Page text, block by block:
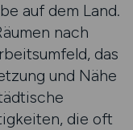
auf dem Land.
nach
das
und Nähe
die oft